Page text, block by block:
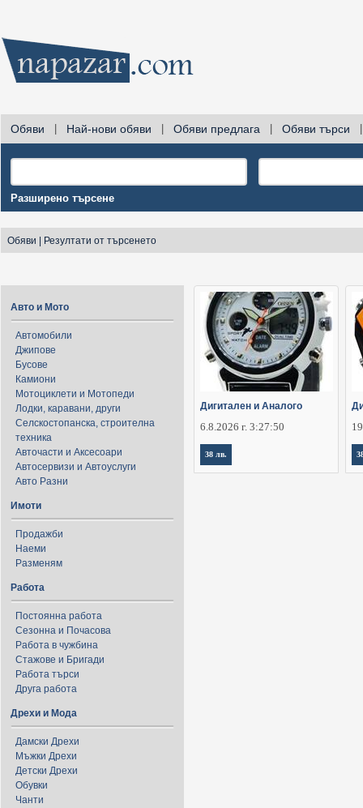
Обяви Най-нови обяви Обяви предлага Обяви търси
Разширено търсене
Обяви Резултати от търсенето
Авто и Мото
Автомобили
Джипове
Бусове
Камиони
Мотоциклети и Мотопеди
Лодки, каравани, други
Селскостопанска, строителна
техника
Авточасти и Аксесоари
Автосервизи и Автоуслуги
Авто Разни
Имоти
Продажби
Наеми
Разменям
Работа
Постоянна работа
Сезонна и Почасова
Работа в чужбина
Стажове и Бригади
Работа търси
Друга работа
Дрехи и Мода
Дамски Дрехи
Мъжки Дрехи
Детски Дрехи
Обувки
Чанти
Дигитален и Аналого
6.8.2026 г. 3:27:50
38 лв.